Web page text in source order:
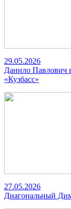
29.05.2026
Данило Павлович
«Кузбасс»
27.05.2026
Диагональный